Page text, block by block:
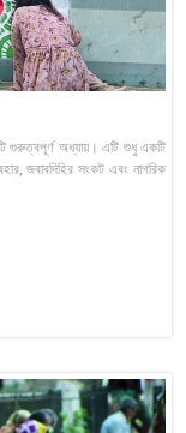
গুরুত্বপূর্ণ অধ্যায়। এটি শুধু একটি
জবাবদিহির সংকট এবং নাগরিক